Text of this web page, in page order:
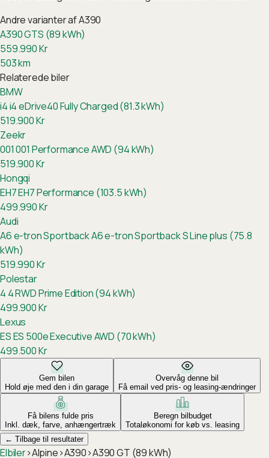
Andre varianter afA390
A390 GTS (89 kWh)
559.990Kr
503km
Relaterede biler
BMW
i4i4 eDrive40 Fully Charged (81.3 kWh)
519.900Kr
Zeekr
001001 Performance AWD (94 kWh)
519.900Kr
Hongqi
EH7EH7 Performance (103.5 kWh)
499.990Kr
Audi
A6 e-tron SportbackA6 e-tron Sportback S Line plus (75.8
kWh)
519.990Kr
Polestar
4 4 RWD Prime Edition (94 kWh)
499.900Kr
Lexus
ESES 500e Executive AWD (70 kWh)
499.500Kr
Gem bilen
Hold øje med den i din garage
Overvåg denne bil
Få email ved pris- og leasing-ændringer
Få bilens fulde pris
Inkl. dæk, farve, anhængertræk
Beregn bilbudget
Totaløkonomi for køb vs. leasing
← Tilbage til resultater
Elbiler›Alpine›A390›A390 GT (89 kWh)